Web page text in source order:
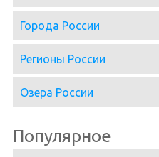
Города России
Регионы России
Озера России
Популярное